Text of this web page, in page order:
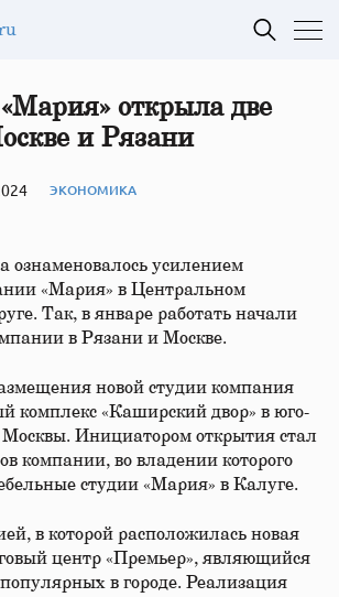
открыла две
и Рязани
ЭКОНОМИКА
ознаменовалось усилением
«Мария» в Центральном
Так, в январе работать начали
в Рязани и Москве.
новой студии компания
комплекс «Каширский двор» в юго-
Москвы. Инициатором открытия стал
компании, во владении которого
студии «Мария» в Калуге.
в которой расположилась новая
центр «Премьер», являющийся
в городе. Реализация